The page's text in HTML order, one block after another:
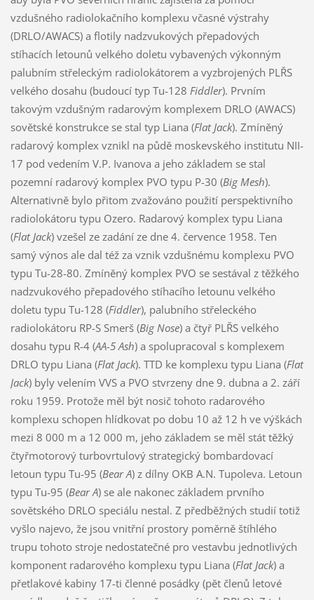
vzdušného radiolokačního komplexu včasné výstrahy
(DRLO/AWACS) a flotily nadzvukových přepadových
stíhacích letounů velkého doletu vybavených výkonným
palubním střeleckým radiolokátorem a vyzbrojených PLŘS
velkého dosahu (budoucí typ Tu-128 Fiddler). Prvním
takovým vzdušným radarovým komplexem DRLO (AWACS)
sovětské konstrukce se stal typ Liana (Flat Jack). Zmíněný
radarový komplex vznikl na půdě moskevského institutu NII-
17 pod vedením V.P. Ivanova a jeho základem se stal
pozemní radarový komplex PVO typu P-30 (Big Mesh).
Alternativně bylo přitom zvažováno použití perspektivního
radiolokátoru typu Ozero. Radarový komplex typu Liana
(Flat Jack) vzešel ze zadání ze dne 4. července 1958. Ten
samý výnos ale dal též za vznik vzdušnému komplexu PVO
typu Tu-28-80. Zmíněný komplex PVO se sestával z těžkého
nadzvukového přepadového stíhacího letounu velkého
doletu typu Tu-128 (Fiddler), palubního střeleckého
radiolokátoru RP-S Smerš (Big Nose) a čtyř PLŘS velkého
dosahu typu R-4 (AA-5 Ash) a spolupracoval s komplexem
DRLO typu Liana (Flat Jack). TTD ke komplexu typu Liana (Flat
Jack) byly velením VVS a PVO stvrzeny dne 9. dubna a 2. září
roku 1959. Protože měl být nosič tohoto radarového
komplexu schopen hlídkovat po dobu 10 až 12 h ve výškách
mezi 8 000 m a 12 000 m, jeho základem se měl stát těžký
čtyřmotorový turbovrtulový strategický bombardovací
letoun typu Tu-95 (Bear A) z dílny OKB A.N. Tupoleva. Letoun
typu Tu-95 (Bear A) se ale nakonec základem prvního
sovětského DRLO speciálu nestal. Z předběžných studií totiž
vyšlo najevo, že jsou vnitřní prostory poměrně štíhlého
trupu tohoto stroje nedostatečné pro vestavbu jednotlivých
komponent radarového komplexu typu Liana (Flat Jack) a
přetlakové kabiny 17-ti členné posádky (pět členů letové